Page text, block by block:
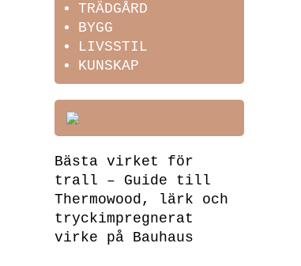
TRÄDGÅRD
BYGG
LIVSSTIL
KUNSKAP
Bästa virket för
trall – Guide till
Thermowood, lärk och
tryckimpregnerat
virke på Bauhaus